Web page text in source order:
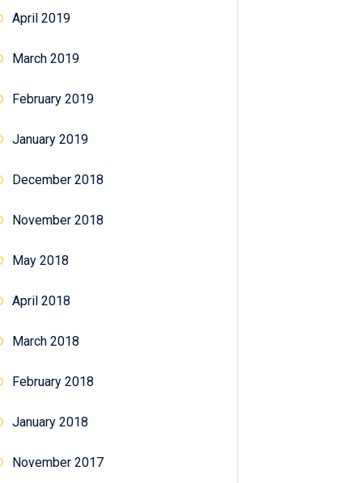
April 2019
March 2019
February 2019
January 2019
December 2018
November 2018
May 2018
April 2018
March 2018
February 2018
January 2018
November 2017